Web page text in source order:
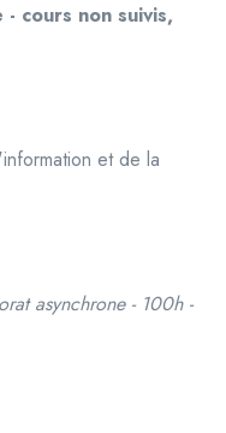
cours non suivis,
et de la
asynchrone - 100h -